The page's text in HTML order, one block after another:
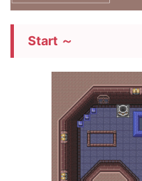
Start ～